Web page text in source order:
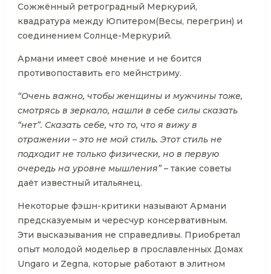
Сожжённый ретроградный Меркурий,
квадратура между Юпитером(Весы, перегрин) и
соединением Солнце-Меркурий.
Армани имеет своё мнение и не боится
противопоставить его мейнстриму.
“Очень важно, чтобы женщины и мужчины тоже,
смотрясь в зеркало, нашли в себе силы сказать
“нет”. Сказать себе, что то, что я вижу в
отражении – это не мой стиль. Этот стиль не
подходит не только физически, но в первую
очередь на уровне мышления”– такие советы
даёт известный итальянец.
Некоторые фэшн-критики называют Армани
предсказуемым и чересчур консервативным.
Эти высказывания не справедливы. Приобретал
опыт молодой модельер в прославленных Домах
Ungaro и Zegna, которые работают в элитном